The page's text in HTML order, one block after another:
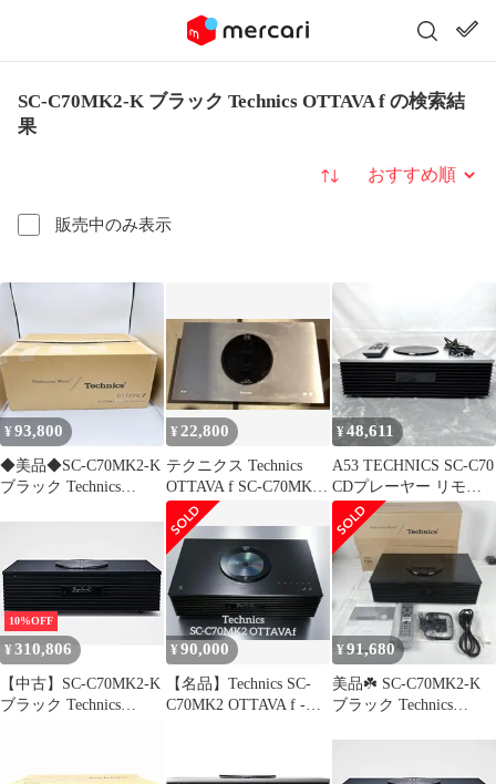
SC-C70MK2-K ブラック Technics OTTAVA f の検索結
果
販売中のみ表示
並び替え
¥93,800
◆美品◆SC-C70MK2-K
ブラック Technics
¥ 22,800
テクニクス Technics
OTTAVA f SC-C70MK2
ジャンク
¥48,611
A53 TECHNICS SC-C70
CDプレーヤー リモコ
ン付き
10%OFF
¥ 310,806
【中古】SC-C70MK2-K
ブラック Technics
¥90,000
【名品】Technics SC-
C70MK2 OTTAVA f -
¥91,680
美品☘️ SC-C70MK2-K
ブラック Technics